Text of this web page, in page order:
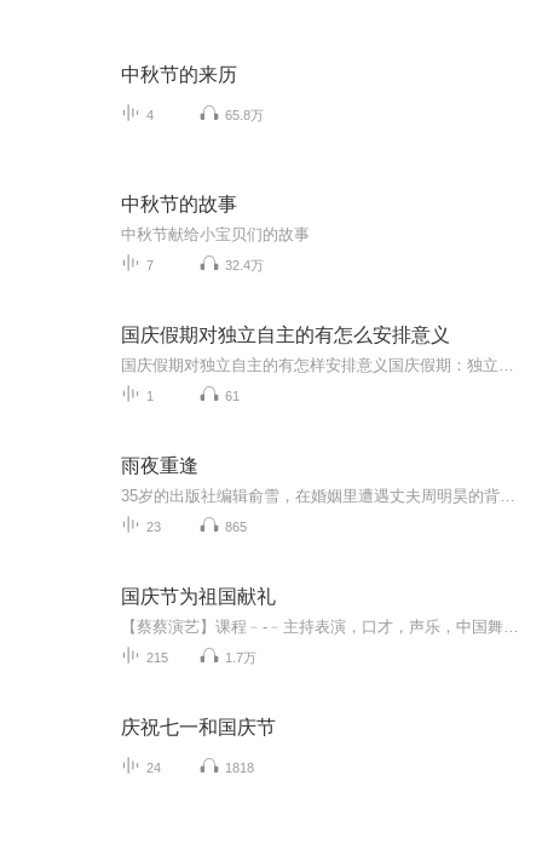
中秋节的来历
4 65.8万
中秋节的故事
中秋节献给小宝贝们的故事
7 32.4万
国庆假期对独立自主的有怎么安排意义
1 61
雨夜重逢
23 865
国庆节为祖国献礼
215 1.7万
庆祝七一和国庆节
24 1818